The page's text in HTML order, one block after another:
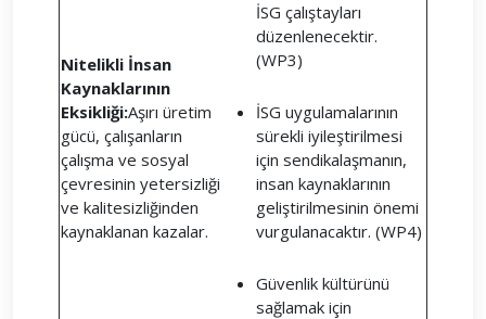
Nitelikli İnsan
Kaynaklarının
Eksikliği:Aşırı üretim
gücü, çalışanların
çalışma ve sosyal
çevresinin yetersizliği
ve kalitesizliğinden
kaynaklanan kazalar.
İSG çalıştayları
düzenlenecektir.
(WP3)
İSG uygulamalarının
sürekli iyileştirilmesi
için sendikalaşmanın,
insan kaynaklarının
geliştirilmesinin önemi
vurgulanacaktır. (WP4)
Güvenlik kültürünü
sağlamak için